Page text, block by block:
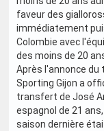
faveur des
immédiatement
Colombie avec
des moins de 20
Après l'annonce du
Sporting Gijon a
transfert de José
espagnol de 21
saison dernière